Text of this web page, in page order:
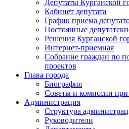
Депутаты Курганской
Кабинет депутата
График приема
Постоянные
Решения Курганской
Интернет-приемная
Собрание граждан по
проектов
Глава города
Биография
Советы и комиссии при
Администрация
Структура
Руководители